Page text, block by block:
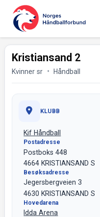
Kristiansand 2
Kvinner sr Håndball
KLUBB
Kif Håndball
Postadresse
Postboks 448
4664 KRISTIANSAND S
Besøksadresse
Jegersbergveien 3
4630 KRISTIANSAND S
Hovedarena
Idda Arena